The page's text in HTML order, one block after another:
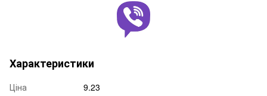
Характеристики
Ціна
9.23